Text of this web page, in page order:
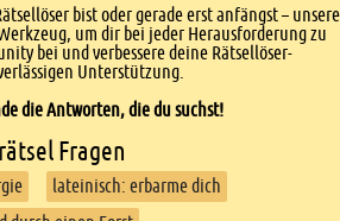
bist oder gerade erst anfängst – unsere
um dir bei jeder Herausforderung zu
bei und verbessere deine Rätsellöser-
Unterstützung.
die Antworten, die du suchst!
Fragen
lateinisch: erbarme dich